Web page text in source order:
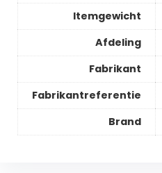
Itemgewicht
Afdeling
Fabrikant
Fabrikantreferentie
Brand